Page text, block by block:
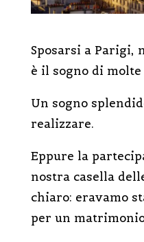
Sposarsi a Parigi,
è il sogno di molte
Un sogno
realizzare.
Eppure la
nostra casella
chiaro: eravamo
per un